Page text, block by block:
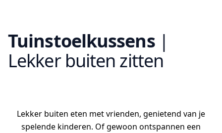
Tuinstoelkussens |
Lekker buiten zitten
Lekker buiten eten met vrienden, genietend van je
spelende kinderen. Of gewoon ontspannen een